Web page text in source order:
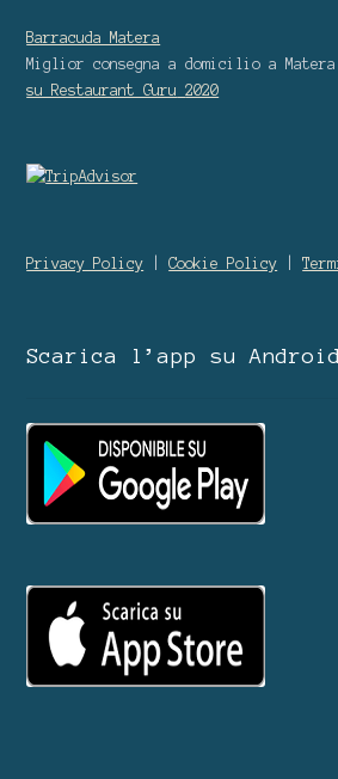
Barracuda Matera
Miglior consegna a domicilio a Matera
su Restaurant Guru
2020
Privacy Policy |Cookie Policy |
Scarica l’app su